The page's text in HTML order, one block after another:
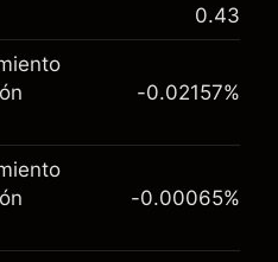
está disponible para
sobre:
0.43
-0.02157%
-0.00065%